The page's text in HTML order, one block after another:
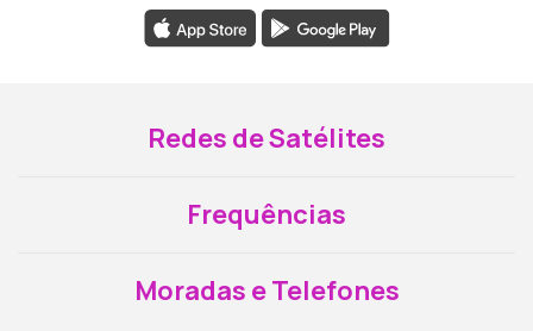
Redes de Satélites
Frequências
Moradas e Telefones